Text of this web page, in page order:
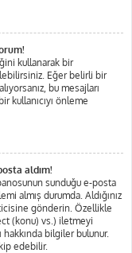
kullanarak bir
Eğer belirli bir
bu mesajları
kullanıcıyı önleme
aldım!
sunduğu e-posta
almış durumda. Aldığınız
gönderin. Özellikle
(konu) vs.) iletmeyi
hakkında bilgiler bulunur.
edebilir.